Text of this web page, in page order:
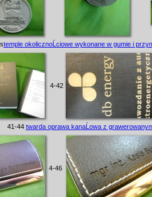
temple okolicznoĹciowe wykonane w gumie i
4-42
41-44 twarda oprawa kanaĹowa z
4-46